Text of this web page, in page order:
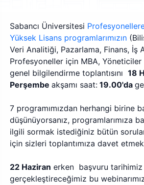
Sabancı Üniversitesi
Yüksek Lisans programlarımızın
Veri Analitiği, Pazarlama, Finans, İş
Profesyoneller için MBA,
genel bilgilendirme toplantısını 18
Perşembe akşamı saat: 19.00'da
7 programımızdan herhangi birine
düşünüyorsanız, programlarımıza
ilgili sormak istediğiniz bütün
için sizleri toplantımıza davet
22 Haziran erken başvuru tarihimiz
gerçekleştireceğimiz bu